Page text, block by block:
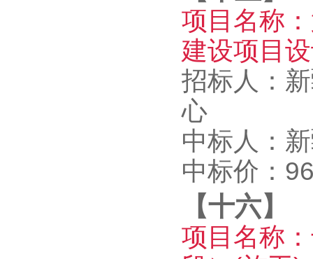
项目名称：
建设项目
招标人：
心
中标人：
中标价：
【十六】
项目名称：